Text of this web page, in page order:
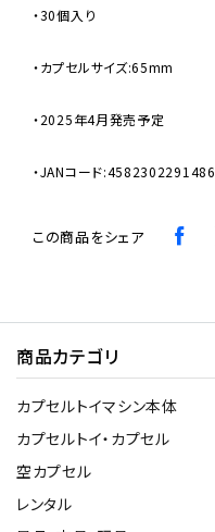
・30個入り
・カプセルサイズ:65mm
・2025年4月発売予定
・JANコード:4582302291486
この商品をシェア
商品カテゴリ
カプセルトイマシン本体
カプセルトイ・カプセル
空カプセル
レンタル